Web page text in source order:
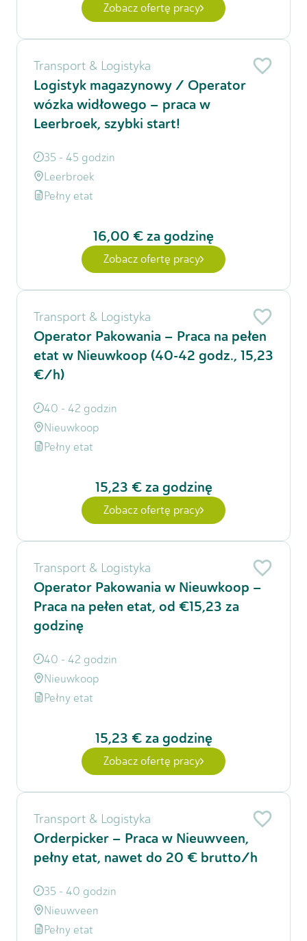
Zobacz ofertę pracy
Transport & Logistyka
Logistyk magazynowy / Operator
wózka widłowego – praca w
Leerbroek, szybki start!
35 - 45 godzin
Leerbroek
Pełny etat
16,00 €za godzinę
Zobacz ofertę pracy
Transport & Logistyka
Operator Pakowania – Praca na pełen
etat w Nieuwkoop (40-42 godz., 15,23
€/h)
40 - 42 godzin
Nieuwkoop
Pełny etat
15,23 € za godzinę
Zobacz ofertę pracy
Transport & Logistyka
Operator Pakowania w Nieuwkoop –
Praca na pełen etat, od €15,23 za
godzinę
40 - 42 godzin
Nieuwkoop
Pełny etat
15,23 € za godzinę
Zobacz ofertę pracy
Transport & Logistyka
Orderpicker – Praca w Nieuwveen,
pełny etat, nawet do 20 € brutto/h
35 - 40 godzin
Nieuwveen
Pełny etat